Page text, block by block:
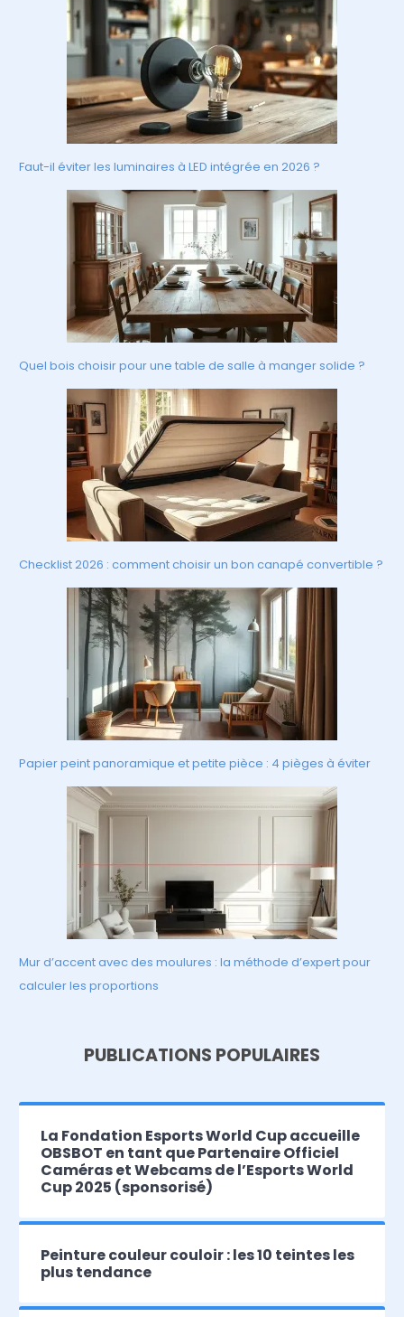
Faut-il éviter les luminaires à LED intégrée en 2026 ?
Quel bois choisir pour une table de salle à manger solide ?
Checklist 2026 : comment choisir un bon canapé convertible ?
Papier peint panoramique et petite pièce : 4 pièges à éviter
Mur d’accent avec des moulures : la méthode d’expert pour
calculer les proportions
PUBLICATIONS POPULAIRES
La Fondation Esports World Cup accueille
OBSBOT en tant que Partenaire Officiel
Caméras et Webcams de l’Esports World
Cup 2025 (sponsorisé)
Peinture couleur couloir : les 10 teintes les
plus tendance